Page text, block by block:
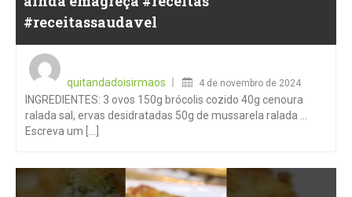
#receitassaudavel
quitandadoisirmaos
4 de novembro de 2024
INGREDIENTES: 3 ovos 150g brócolis cozido 40g cenoura
ralada sal, ervas desidratadas 50g de mussarela ralada …
Escreva um [...]